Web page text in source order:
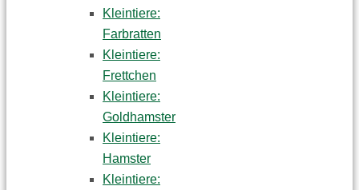
Kleintiere:
Farbratten
Kleintiere:
Frettchen
Kleintiere:
Goldhamster
Kleintiere:
Hamster
Kleintiere: